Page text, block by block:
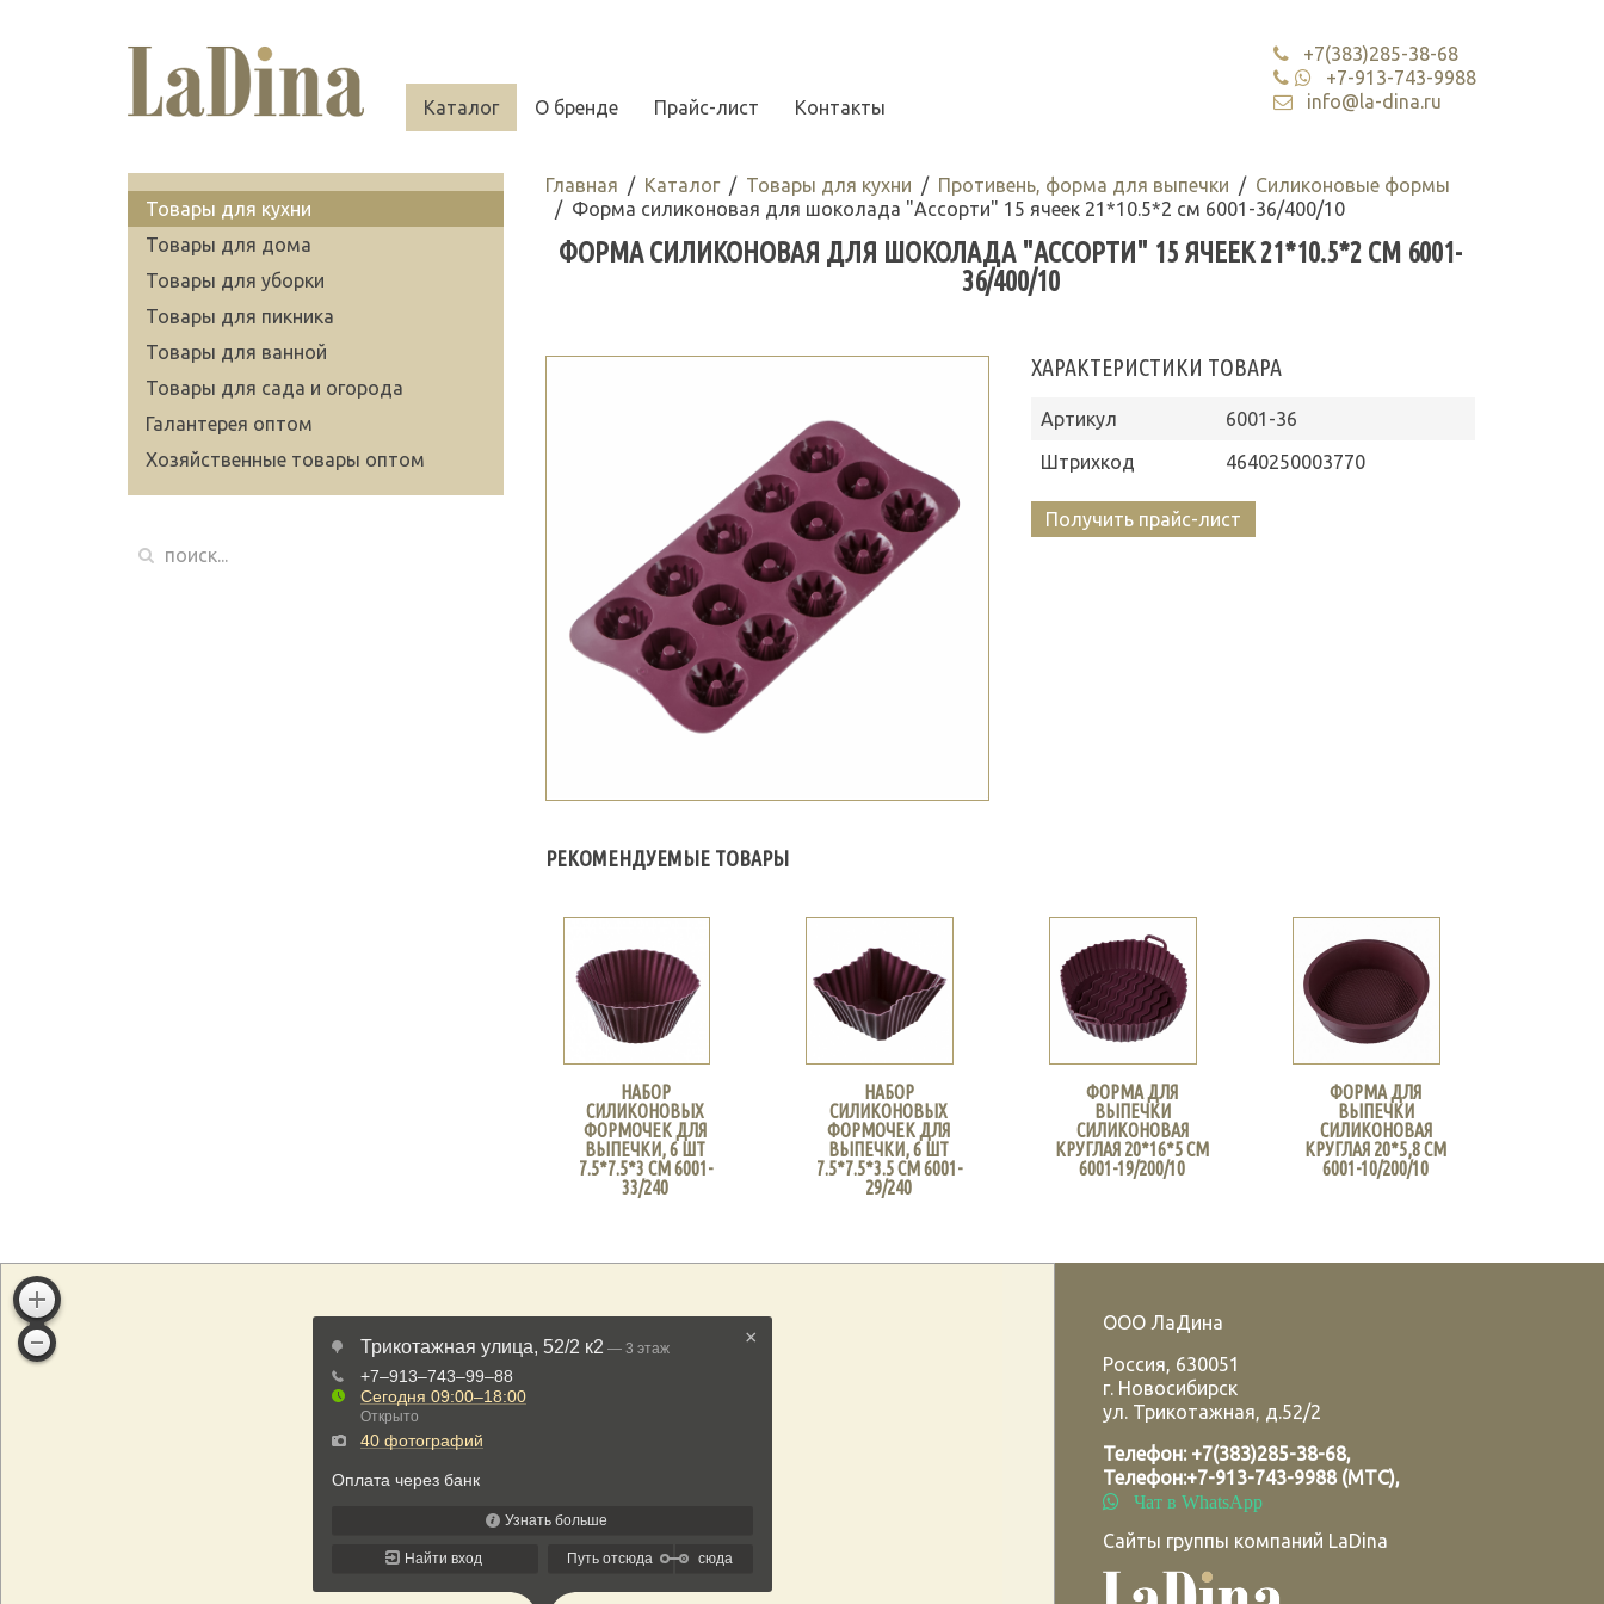
Каталог О бренде Прайс-лист Контакты
+7(383)285-38-68
+7-913-743-9988
info@la-dina.ru
Главная Каталог Товары для кухни Противень, форма для выпечки
Силиконовые формы
Форма силиконовая для шоколада "Ассорти" 15 ячеек 21*10.5*2 см 6001-36/400/10
ФОРМА СИЛИКОНОВАЯ ДЛЯ ШОКОЛАДА "АССОРТИ" 15 ЯЧЕЕК 21*10.5*2 СМ 6001-
36/400/10
ХАРАКТЕРИСТИКИ ТОВАРА
Артикул
6001-36
Штрихкод
4640250003770
Получить прайс-лист
РЕКОМЕНДУЕМЫЕ ТОВАРЫ
НАБОР
СИЛИКОНОВЫХ
ФОРМОЧЕК ДЛЯ
ВЫПЕЧКИ, 6 ШТ
7.5*7.5*3 СМ 6001-
33/240
НАБОР
СИЛИКОНОВЫХ
ФОРМОЧЕК ДЛЯ
ВЫПЕЧКИ, 6 ШТ
7.5*7.5*3.5 СМ 6001-
29/240
ФОРМА ДЛЯ
ВЫПЕЧКИ
СИЛИКОНОВАЯ
КРУГЛАЯ 20*16*5 СМ
6001-19/200/10
ФОРМА ДЛЯ
ВЫПЕЧКИ
СИЛИКОНОВАЯ
КРУГЛАЯ 20*5,8 СМ
6001-10/200/10
Товары для кухни
Товары для дома
Товары для уборки
Товары для пикника
Товары для ванной
Товары для сада и огорода
Галантерея оптом
Хозяйственные товары оптом
ООО ЛаДина
Россия, 630051
г. Новосибирск
ул. Трикотажная, д.52/2
Телефон: +7(383)285-38-68,
Телефон:+7-913-743-9988 (МТС),
Чат в WhatsApp
Сайты группы компаний LaDina